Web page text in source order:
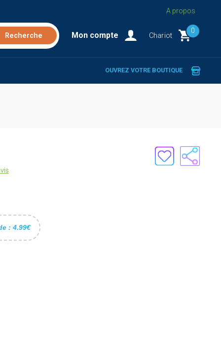
A propos
Mon compte Chariot
0
OUVREZ VOTRE BOUTIQUE
: 4.99€